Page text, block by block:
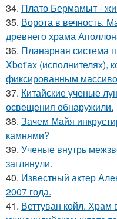
34. Плато Бермамыт -
35. Ворота в вечность.
древнего храма
36. Планарная система
Xbot'ах (исполнителях),
фиксированным
37. Китайские ученые
освещения обнаружили.
38. Зачем Майя
камнями?
39. Ученые внутрь
заглянули.
40. Известный актер
2007 года.
41. Веттуван койл. Храм